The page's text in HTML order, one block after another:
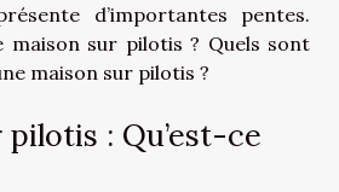
d’importantes pentes.
maison sur pilotis ? Quels sont
maison sur pilotis ?
: Qu’est-ce